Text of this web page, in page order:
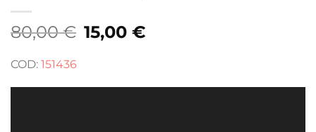
80,00€ Il
prezzo
15,00€Il
prezzo
COD: 151436